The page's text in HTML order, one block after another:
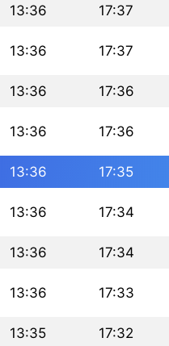
13:36 17:37
13:36 17:37
13:36 17:36
13:36 17:36
13:36 17:35
13:36 17:34
13:36 17:34
13:36 17:33
13:35 17:32